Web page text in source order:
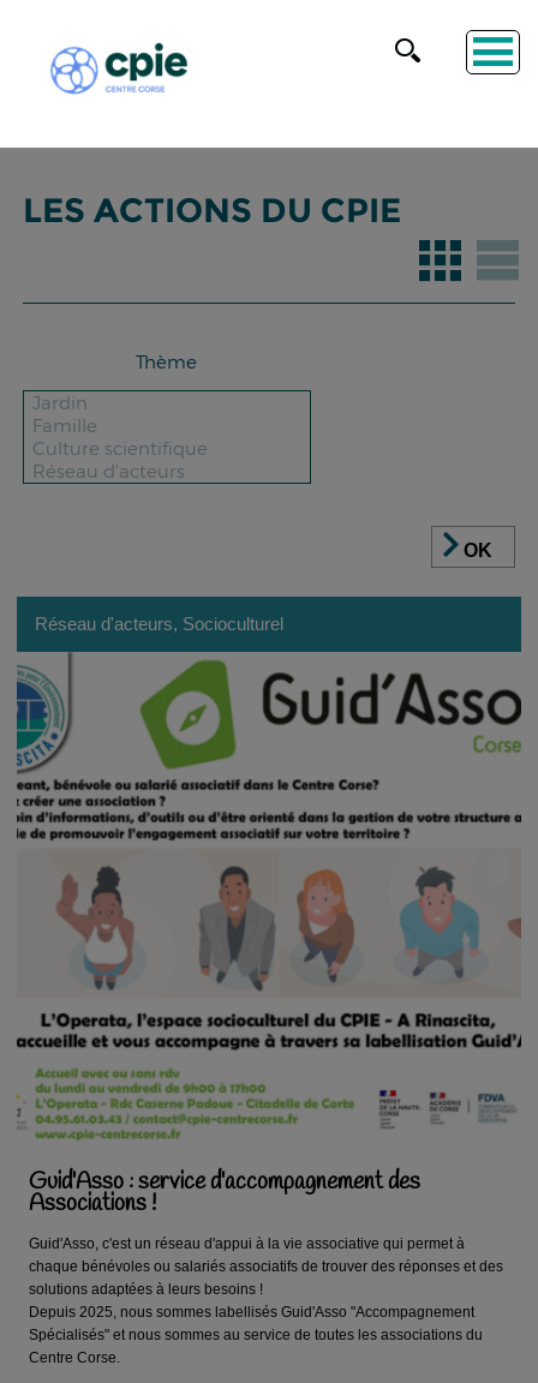
LES ACTIONS DU CPIE
Thème
OK
Réseau d'acteurs, Socioculturel
Guid'Asso : service d'accompagnement des
Associations !
Guid'Asso, c'est un réseau d'appui à la vie associative qui permet à
chaque bénévoles ou salariés associatifs de trouver des réponses et des
solutions adaptées à leurs besoins !
Depuis 2025, nous sommes labellisés Guid'Asso "Accompagnement
Spécialisés" et nous sommes au service de toutes les associations du
Centre Corse.